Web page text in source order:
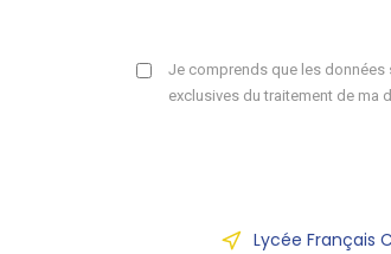
Je comprends que les données
exclusives du traitement de ma
Lycée Français